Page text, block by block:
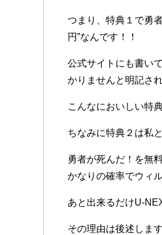
つまり、特典１で勇
円”なんです！！
公式サイトにも書い
かりませんと明記さ
こんなにおいしい特
ちなみに特典２は私
勇者が死んだ！を無
かなりの確率でウィ
あと出来るだけU-
その理由は後述しま